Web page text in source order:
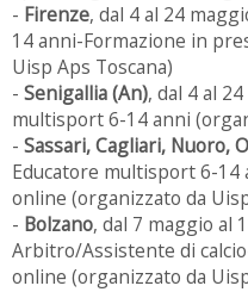
- Firenze, dal 4 al 24
14 anni-Formazione in
Uisp Aps Toscana)
- Senigallia (An), dal 4 al
multisport 6-14 anni
- Sassari, Cagliari, Nuoro,
Educatore multisport 6-
online (organizzato da
- Bolzano, dal 7 maggio al
Arbitro/Assistente di
online (organizzato da